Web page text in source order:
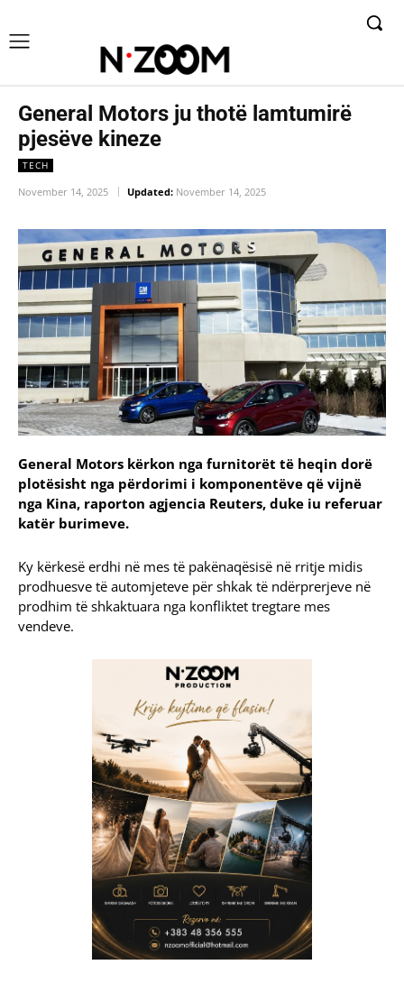
General Motors ju thotë lamtumirë
pjesëve kineze
TECH
November 14, 2025 Updated: November 14, 2025
General Motors kërkon nga furnitorët të heqin dorë
plotësisht nga përdorimi i komponentëve që vijnë
nga Kina, raporton agjencia Reuters, duke iu referuar
katër burimeve.
Ky kërkesë erdhi në mes të pakënaqësisë në rritje midis
prodhuesve të automjeteve për shkak të ndërprerjeve në
prodhim të shkaktuara nga konfliktet tregtare mes
vendeve.